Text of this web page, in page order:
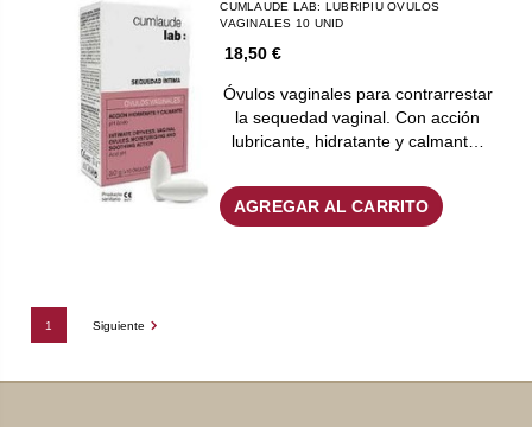
CUMLAUDE LAB: LUBRIPIU OVULOS
VAGINALES 10 UNID
18,50 €
Óvulos vaginales para contrarrestar
la sequedad vaginal. Con acción
lubricante, hidratante y calmant…
AGREGAR AL CARRITO
1 Siguiente